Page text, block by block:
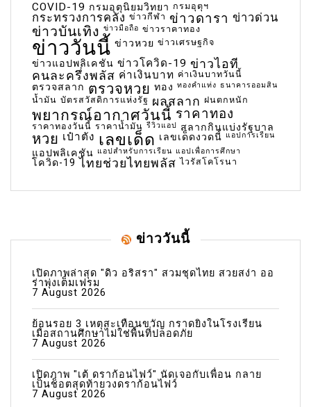
COVID-19 กรมอุตุนิยมวิทยา กรมอุตุฯ
กระทรวงการคลัง ข่าวกีฬา ข่าวดารา ข่าวด่วน
ข่าวบันเทิง ข่าวมือถือ ข่าวราคาทอง
ข่าววันนี้ ข่าวหวย ข่าวเศรษฐกิจ
ข่าวแอปพลิเคชัน ข่าวโควิด-19 ข่าวไอที
คนละครึ่งพลัส ค่าเงินบาท ค่าเงินบาทวันนี้
ตรวจสลาก ตรวจหวย ทอง ทองคำแท่ง ธนาคารออมสิน
น้ำมัน บัตรสวัสดิการแห่งรัฐ ผลสลาก ฝนตกหนัก
พยากรณ์อากาศวันนี้ ราคาทอง
ราคาทองวันนี้ ราคาน้ำมัน รีวิวแอป สลากกินแบ่งรัฐบาล
หวย เป๋าตัง เลขเด็ด เลขเด็ดงวดนี้ แอปการเรียน
แอปพลิเคชัน แอปสำหรับการเรียน แอปเพื่อการศึกษา
โควิด-19 ไทยช่วยไทยพลัส ไวรัสโคโรนา
ข่าววันนี้
เปิดภาพล่าสุด "ดิว อริสรา" สวมชุดไทย สวยสง่า ออ
ร่าพุ่งเต็มเฟรม
7 August 2026
ย้อนรอย 3 เหตุสะเทือนขวัญ กราดยิงในโรงเรียน
เมื่อสถานศึกษาไม่ใช่พื้นที่ปลอดภัย
7 August 2026
เปิดภาพ "เต้ ดราก้อนไฟว์" นัดเจอกับเพื่อน กลาย
เป็นช็อตสุดท้ายวงดราก้อนไฟว์
7 August 2026